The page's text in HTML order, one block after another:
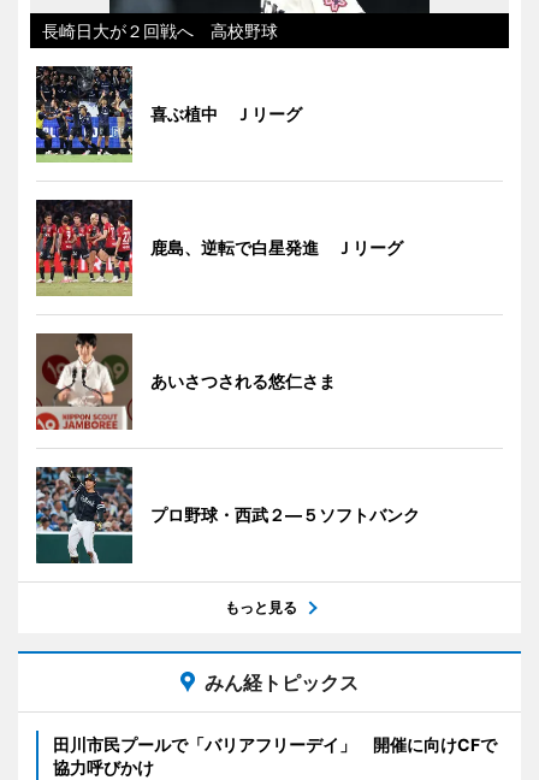
長崎日大が２回戦へ 高校野球
喜ぶ植中 Ｊリーグ
鹿島、逆転で白星発進 Ｊリーグ
あいさつされる悠仁さま
プロ野球・西武２―５ソフトバンク
もっと見る
みん経トピックス
田川市民プールで「バリアフリーデイ」 開催に向けCFで
協力呼びかけ